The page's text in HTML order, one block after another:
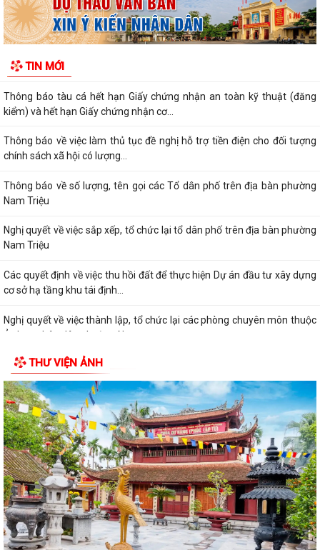
TIN MỚI
PHƯỜNG NAM TRIỆU TÍCH CỰC TUYÊN TRUYỀN HƯỚNG DẪN NÔNG
DÂN PHÒNG CHỐNG NẮNG NÓNG CHO THỦY SẢN NUÔI
Ủy ban nhân dân thành phố trong...
Thông báo tàu cá hết hạn Giấy chứng nhận an toàn kỹ thuật (đăng
kiểm) và hết hạn Giấy chứng nhận cơ...
Thông báo về việc làm thủ tục đề nghị hỗ trợ tiền điện cho đối tượng
chính sách xã hội có lượng...
Thông báo về số lượng, tên gọi các Tổ dân phố trên địa bàn phường
Nam Triệu
Nghị quyết về việc sắp xếp, tổ chức lại tổ dân phố trên địa bàn phường
Nam Triệu
Các quyết định về việc thu hồi đất để thực hiện Dự án đầu tư xây dựng
cơ sở hạ tầng khu tái định...
Nghị quyết về việc thành lập, tổ chức lại các phòng chuyên môn thuộc
Ủy ban nhân dân phường Nam...
Điện lực Thủy Nguyên triển khai thanh toán tiền điện không dùng tiền
mặt trên địa bàn Điện lực Thủy...
Đề nghị hỗ trợ giới thiệu nguồn hiện vật và kết nối thân nhân liệt sĩ, cựu
chiến binh phục vụ cuộc...
Quyết định về việc phê duyệt giá đất cụ thể; phương án bồi thường bồi
thường, hỗ trợ, tái định cư...
Quyết định về việc thu hồi đất để thực hiện Dự án đầu tư xây dựng cơ
sở hạ tầng khu tái định cư tại...
Quyết định về việc thu hồi đất để thực hiện Dự án đầu tư xây dựng cơ
THƯ VIỆN ẢNH